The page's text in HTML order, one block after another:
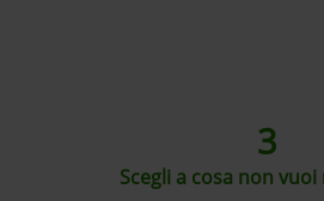
3
Scegli a cosa non